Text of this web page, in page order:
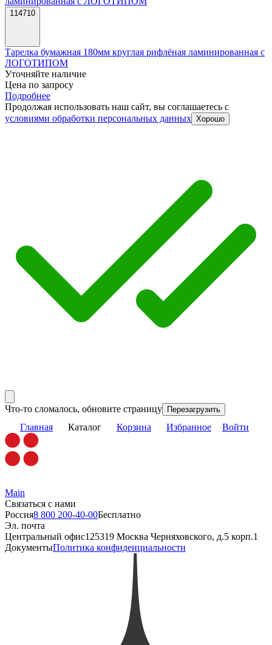
114710
Тарелка бумажная 180мм круглая рифлёная ламинированная с
ЛОГОТИПОМ
Уточняйте наличие
Цена по запросу
Подробнее
Продолжая использовать наш сайт, вы соглашаетесь c
условиями обработки персональных данных Хорошо
Что-то сломалось, обновите страницу Перезагрузить
Главная Каталог Корзина Избранное Войти
Main
Связаться с нами
Россия8 800 200-40-00Бесплатно
Эл. почта
Центральный офис125319 Москва Черняховского, д.5 корп.1
ДокументыПолитика конфиденциальности